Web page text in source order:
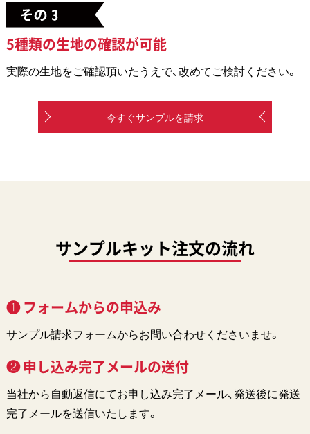
5種類の生地の確認が可能
実際の生地をご確認頂いたうえで、改めてご検討ください。
今すぐサンプルを請求
サンプルキット注文の流れ
❶ フォームからの申込み
サンプル請求フォームからお問い合わせくださいませ。
❷ 申し込み完了メールの送付
当社から自動返信にてお申し込み完了メール、発送後に発送
完了メールを送信いたします。